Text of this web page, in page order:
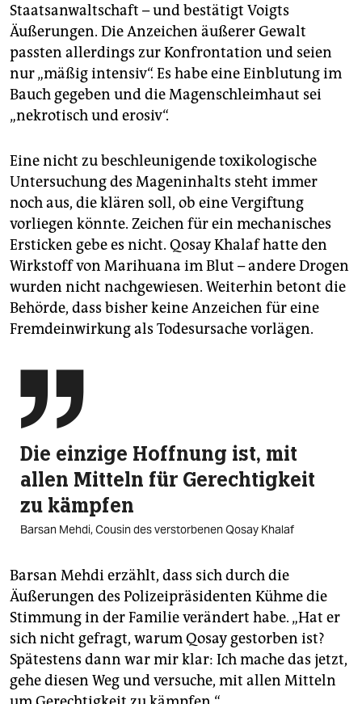
Staatsanwaltschaft – und bestätigt Voigts
Äußerungen. Die Anzeichen äußerer Gewalt
passten allerdings zur Konfrontation und seien
nur „mäßig intensiv“. Es habe eine Einblutung im
Bauch gegeben und die Magenschleimhaut sei
„nekrotisch und erosiv“.
Eine nicht zu beschleunigende toxikologische
Untersuchung des Mageninhalts steht immer
noch aus, die klären soll, ob eine Vergiftung
vorliegen könnte. Zeichen für ein mechanisches
Ersticken gebe es nicht. Qosay Khalaf hatte den
Wirkstoff von Marihuana im Blut – andere ­Drogen
wurden nicht nachgewiesen. Weiterhin betont die
Behörde, dass bisher keine Anzeichen für eine
Fremdeinwirkung als Todesursache vorlägen.

Die einzige Hoffnung ist, mit
allen Mitteln für Gerech­tigkeit
zu kämpfen
Barsan Mehdi, Cousin des verstorbenen Qosay Khalaf
Barsan Mehdi erzählt, dass sich durch die
Äußerungen des Polizeipräsidenten Kühme die
Stimmung in der Familie verändert habe. „Hat er
sich nicht gefragt, warum Qosay gestorben ist?
Spätestens dann war mir klar: Ich mache das jetzt,
gehe diesen Weg und versuche, mit allen Mitteln